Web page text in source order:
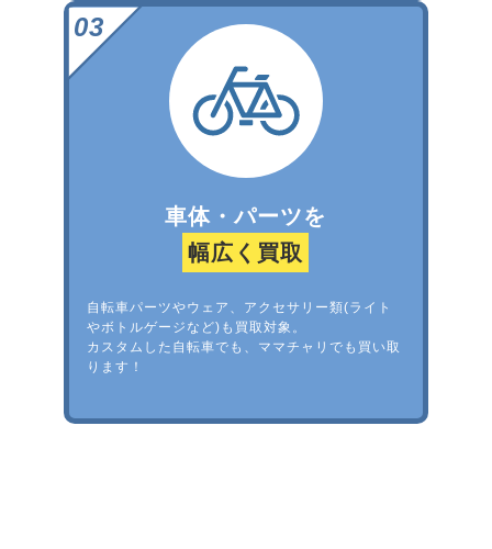
車体・パーツを
幅広く買取
自転車パーツやウェア、アクセサリー類(ライト
やボトルゲージなど)も買取対象。
カスタムした自転車でも、ママチャリでも買い取
ります！